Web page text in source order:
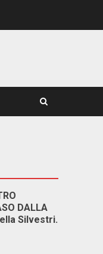
DALLA
Silvestri.